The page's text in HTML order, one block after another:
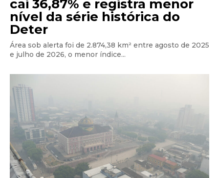
cai 36,87% e registra menor
nível da série histórica do
Deter
Área sob alerta foi de 2.874,38 km² entre agosto de 2025
e julho de 2026, o menor índice...